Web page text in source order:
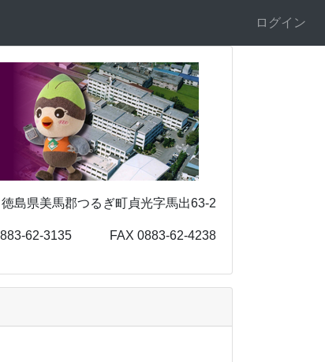
ログイン
馬郡つるぎ町貞光字馬出63-2
FAX 0883-62-4238